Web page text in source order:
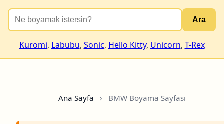
Ara
Kuromi, Labubu, Sonic, Hello Kitty, Unicorn, T-Rex
Ana Sayfa › BMW Boyama Sayfası